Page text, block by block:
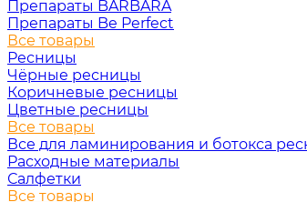
Препараты BARBARA
Препараты Be Perfect
Все товары
Ресницы
Чёрные ресницы
Коричневые ресницы
Цветные ресницы
Все товары
Все для ламинирования и ботокса
Расходные материалы
Салфетки
Все товары